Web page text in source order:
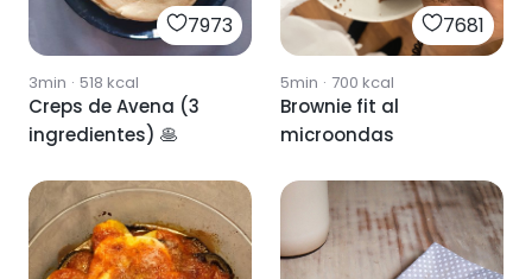
7973
3min · 518 kcal
Creps de Avena (3
ingredientes) 🥞
7681
5min · 700 kcal
Brownie fit al
microondas